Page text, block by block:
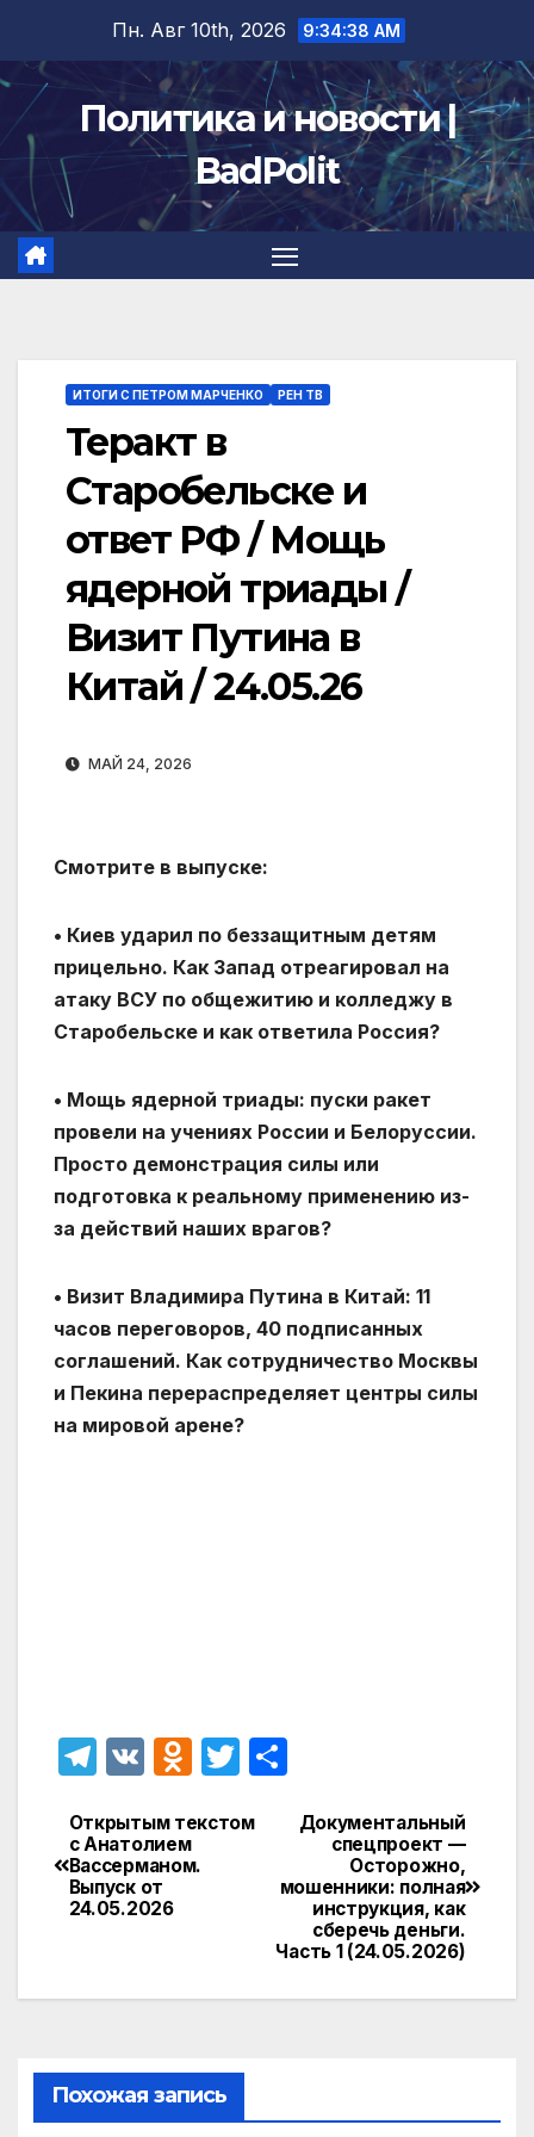
содержимому
Пн. Авг 10th, 2026 9:34:38 AM
Политика и новости |
BadPolit
ИТОГИ С ПЕТРОМ МАРЧЕНКО РЕН ТВ
Теракт в
Старобельске и
ответ РФ / Мощь
ядерной триады /
Визит Путина в
Китай / 24.05.26
МАЙ 24, 2026
Смотрите в выпуске:
• Киев ударил по беззащитным детям
прицельно. Как Запад отреагировал на
атаку ВСУ по общежитию и колледжу в
Старобельске и как ответила Россия?
• Мощь ядерной триады: пуски ракет
провели на учениях России и Белоруссии.
Просто демонстрация силы или
подготовка к реальному применению из-
за действий наших врагов?
• Визит Владимира Путина в Китай: 11
часов переговоров, 40 подписанных
соглашений. Как сотрудничество Москвы
и Пекина перераспределяет центры силы
на мировой арене?
T
e
gr
a
V
O
n
o
ni
ki
T
itt
п
а
в
Навигация
по
Документальный
спецпроект —
Осторожно,
мошенники: полная
инструкция, как
сберечь деньги.
Часть 1 (24.05.2026)
Открытым текстом
с Анатолием
Вассерманом.
Выпуск от
24.05.2026
Похожая запись